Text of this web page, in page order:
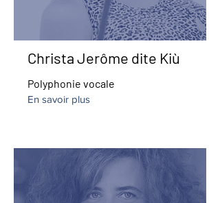
Christa Jerôme dite Kiù
Polyphonie vocale
En savoir plus